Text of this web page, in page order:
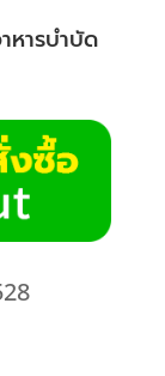
ารบำบัด